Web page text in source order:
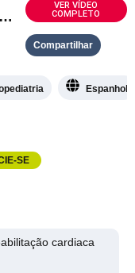
VER VÍDEO
COMPLETO
Compartilhar
Espanhol
SE
cardiaca